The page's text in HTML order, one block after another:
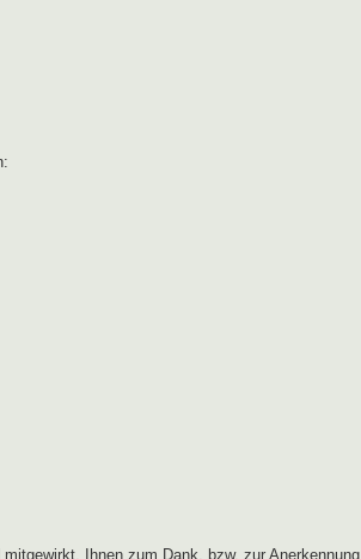
Ihnen zum Dank, bzw. zur Anerkennung,